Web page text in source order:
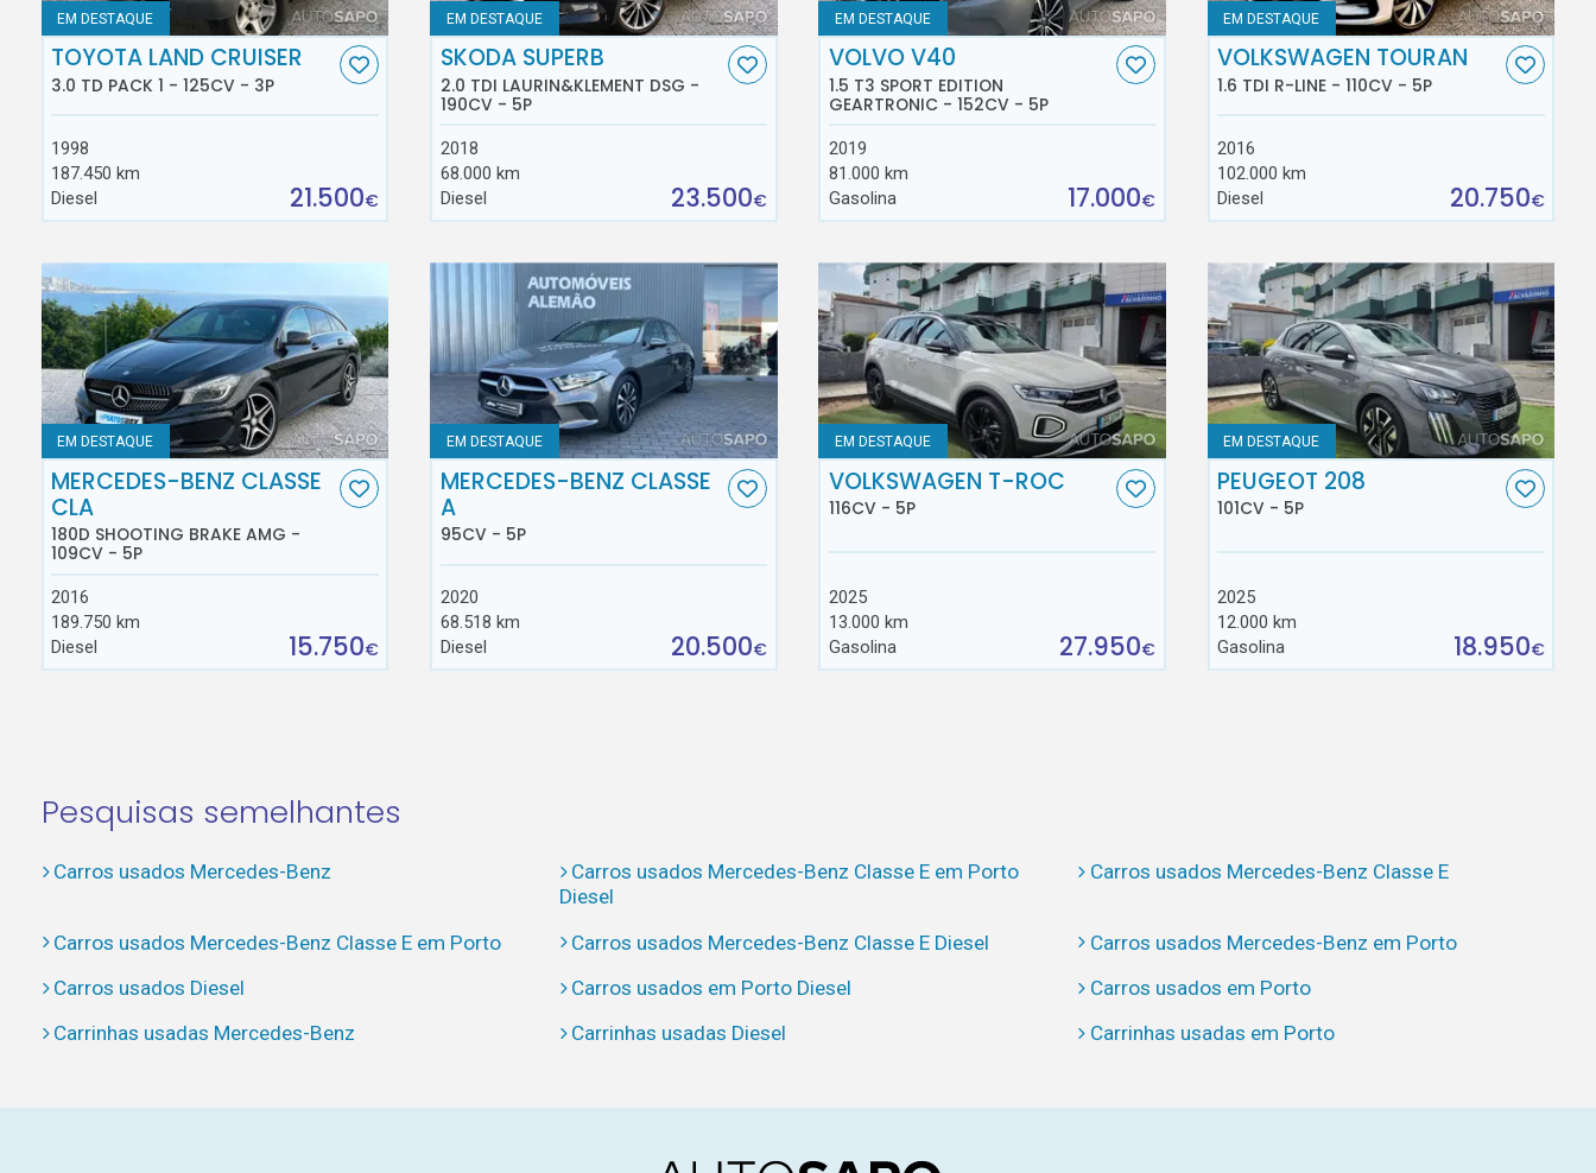
EM DESTAQUE
TOYOTA LAND CRUISER
3.0 TD PACK 1 - 125CV - 3P
1998
187.450 km
Diesel
21.500€
EM DESTAQUE
SKODA SUPERB
2.0 TDI LAURIN&KLEMENT DSG -
190CV - 5P
2018
68.000 km
Diesel
23.500€
EM DESTAQUE
VOLVO V40
1.5 T3 SPORT EDITION
GEARTRONIC - 152CV - 5P
2019
81.000 km
Gasolina
17.000€
EM DESTAQUE
VOLKSWAGEN TOURAN
1.6 TDI R-LINE - 110CV - 5P
2016
102.000 km
Diesel
20.750€
EM DESTAQUE
MERCEDES-BENZ CLASSE
CLA
180D SHOOTING BRAKE AMG -
109CV - 5P
2016
189.750 km
Diesel
15.750€
EM DESTAQUE
MERCEDES-BENZ CLASSE
A
95CV - 5P
2020
68.518 km
Diesel
20.500€
EM DESTAQUE
VOLKSWAGEN T-ROC
116CV - 5P
2025
13.000 km
Gasolina
27.950€
EM DESTAQUE
PEUGEOT 208
101CV - 5P
2025
12.000 km
Gasolina
18.950€
Pesquisas semelhantes
Carros usados Mercedes-Benz
Carros usados Mercedes-Benz Classe E em Porto
Diesel
Carros usados Mercedes-Benz Classe E
Carros usados Mercedes-Benz Classe E em Porto Carros usados Mercedes-Benz Classe E Diesel
Carros usados Mercedes-Benz em Porto
Carros usados Diesel
Carros usados em Porto Diesel
Carros usados em Porto
Carrinhas usadas Mercedes-Benz
Carrinhas usadas Diesel Carrinhas usadas em Porto